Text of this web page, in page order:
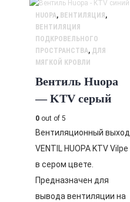
HUOPA, ВЕНТИЛЯЦИЯ ,
ВЕНТИЛЯЦИЯ
ПОДКРОВЕЛЬНОГО
ПРОСТРАНСТВА, ДЛЯ
МЯГКОЙ КРОВЛИ
Вентиль Huopa
— KTV серый
0 out of 5
Вентиляционный выход
VENTIL HUOPA KTV Vilpe
в сером цвете.
Предназначен для
вывода вентиляции на